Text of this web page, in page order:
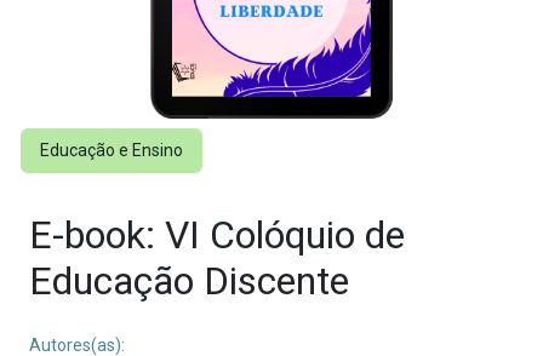
Educação e Ensino
E-book: VI Colóquio de
Educação Discente
Autores(as):